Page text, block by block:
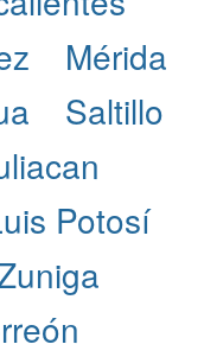
Mérida
Saltillo
Potosí